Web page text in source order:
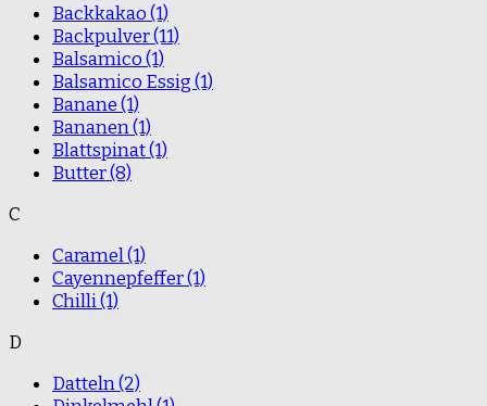
Backkakao(1)
Backpulver(11)
Balsamico(1)
Balsamico Essig(1)
Banane(1)
Bananen(1)
Blattspinat(1)
Butter(8)
C
Caramel(1)
Cayennepfeffer(1)
Chilli(1)
D
Datteln(2)